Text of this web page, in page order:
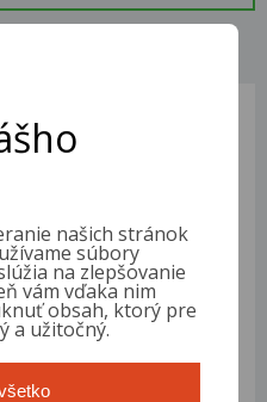
1 229 ccm
63 kW (86 PS)
Hatchback
našich stránok
súbory
na zlepšovanie
vám vďaka nim
obsah, ktorý pre
a užitočný.